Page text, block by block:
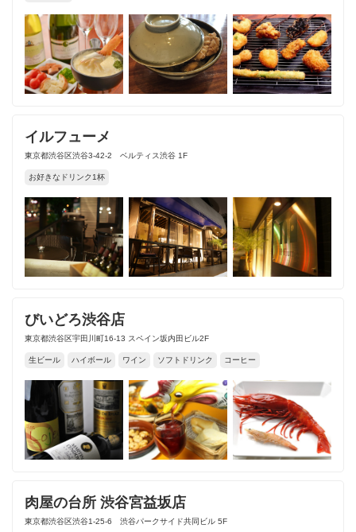
イルフューメ
東京都渋谷区渋谷3-42-2 ベルティス渋谷 1F
お好きなドリンク1杯
びいどろ渋谷店
東京都渋谷区宇田川町16-13 スペイン坂内田ビル2F
生ビール ハイボール ワイン ソフトドリンク コーヒー
肉屋の台所 渋谷宮益坂店
東京都渋谷区渋谷1-25-6 渋谷パークサイド共同ビル 5F